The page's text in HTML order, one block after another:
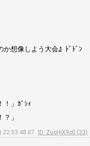
か想像しよう大会』ﾄﾞﾄﾞﾝ
！」ｶﾞｼｨ
」
22:53:48.87
ID: ZucHjX9c0 (33)